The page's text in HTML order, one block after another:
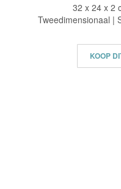
32 x 24 x 2
Tweedimensionaal |
KOOP